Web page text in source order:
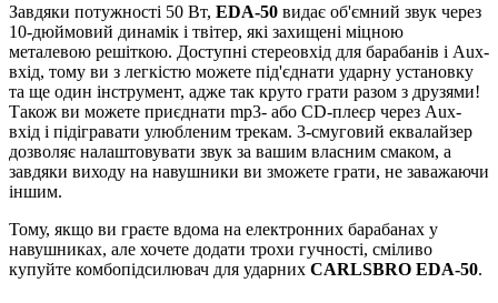
Завдяки потужності 50 Вт, EDA-50 видає об'ємний звук через
10-дюймовий динамік і твітер, які захищені міцною
металевою решіткою. Доступні стереовхід для барабанів і Aux-
вхід, тому ви з легкістю можете під'єднати ударну установку
та ще один інструмент, адже так круто грати разом з друзями!
Також ви можете приєднати mp3- або CD-плеєр через Aux-
вхід і підігравати улюбленим трекам. 3-смуговий еквалайзер
дозволяє налаштовувати звук за вашим власним смаком, а
завдяки виходу на навушники ви зможете грати, не заважаючи
іншим.
Тому, якщо ви граєте вдома на електронних барабанах у
навушниках, але хочете додати трохи гучності, сміливо
купуйте комбопідсилювач для ударних CARLSBRO EDA-50.